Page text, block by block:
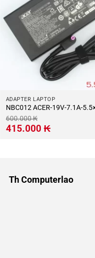
ADAPTER LAPTOP
NBC012 ACER-19V-
600.000₭
Giá
gốc
415.000 ₭Giá
hiện
Th Computerlao